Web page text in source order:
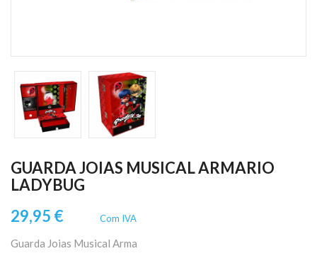
GUARDA JOIAS MUSICAL ARMARIO
LADYBUG
29,95 €
Com IVA
Guarda Joias Musical Arma